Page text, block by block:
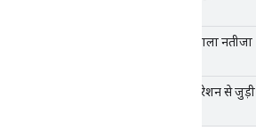
वीडियो वाला नतीजा
एक्सप्लोरेशन से